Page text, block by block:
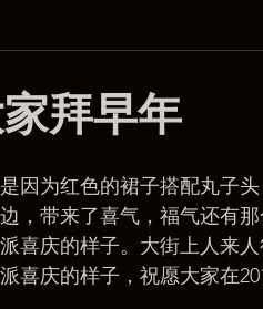
拜早年
因为红色的裙子搭配丸子
，带来了喜气，福气还有
喜庆的样子。大街上人来
喜庆的样子，祝愿大家在